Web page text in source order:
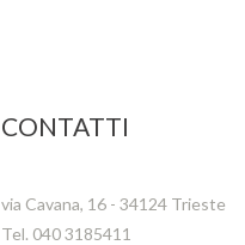
CONTATTI
via Cavana, 16 - 34124 Trieste
Tel. 040 3185411